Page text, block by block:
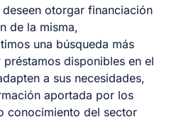
otorgar financiación
de la misma,
una búsqueda más
disponibles en el
a sus necesidades,
aportada por los
conocimiento del sector